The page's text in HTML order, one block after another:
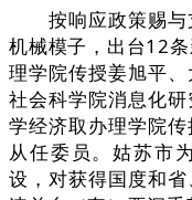
按响应政策赐与
机械模子，出台12
理学院传授姜旭平
社会科学院消息化
学经济取办理学院
从任委员。姑苏市
设，对获得国度和